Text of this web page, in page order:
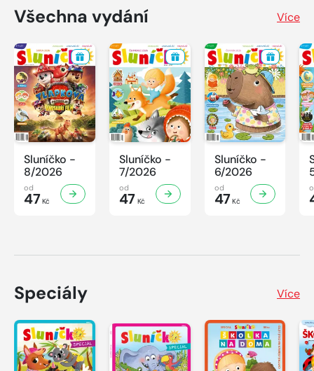
Všechna vydání Více
Sluníčko -
8/2026
od
47 Kč
Sluníčko -
7/2026
od
47 Kč
Sluníčko -
6/2026
od
47Kč
Speciály Více